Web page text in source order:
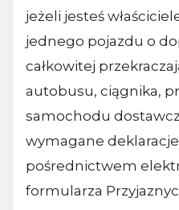
jeżeli jesteś
jednego pojazdu o
całkowitej
autobusu, ciągnika,
samochodu
wymagane
pośrednictwem
formularza